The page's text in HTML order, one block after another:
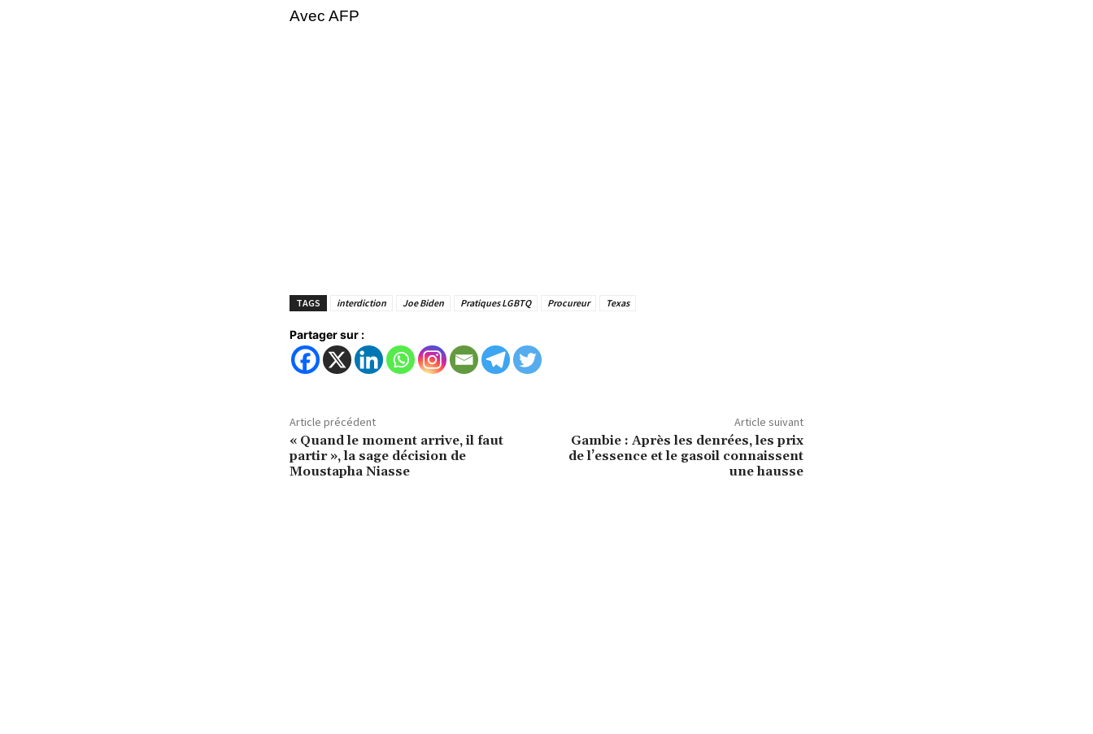
Avec AFP
TAGS interdiction Joe Biden Pratiques LGBTQ Procureur Texas
Partager sur :
Article précédent
« Quand le moment arrive, il faut
partir », la sage décision de
Moustapha Niasse
Article suivant
Gambie : Après les denrées, les prix
de l’essence et le gasoil connaissent
une hausse